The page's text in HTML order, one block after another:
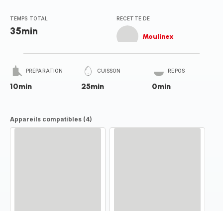
TEMPS TOTAL
35min
RECETTE DE
Moulinex
PRÉPARATION
10min
CUISSON
25min
REPOS
0min
Appareils compatibles (4)